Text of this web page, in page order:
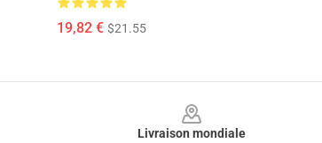
19,82 € $21.55
Livraison mondiale